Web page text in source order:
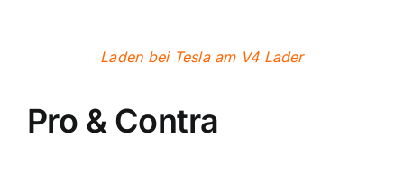
Laden bei Tesla am V4 Lader
Pro & Contra